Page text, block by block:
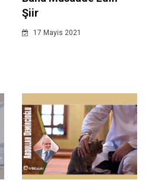
Şiir
17 Mayis 2021